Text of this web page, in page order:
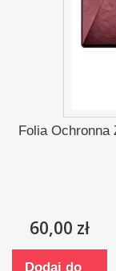
Folia Ochronna
60,00 zł
Dodaj do